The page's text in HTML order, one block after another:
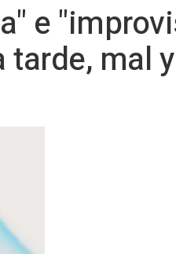
e
tarde, mal y